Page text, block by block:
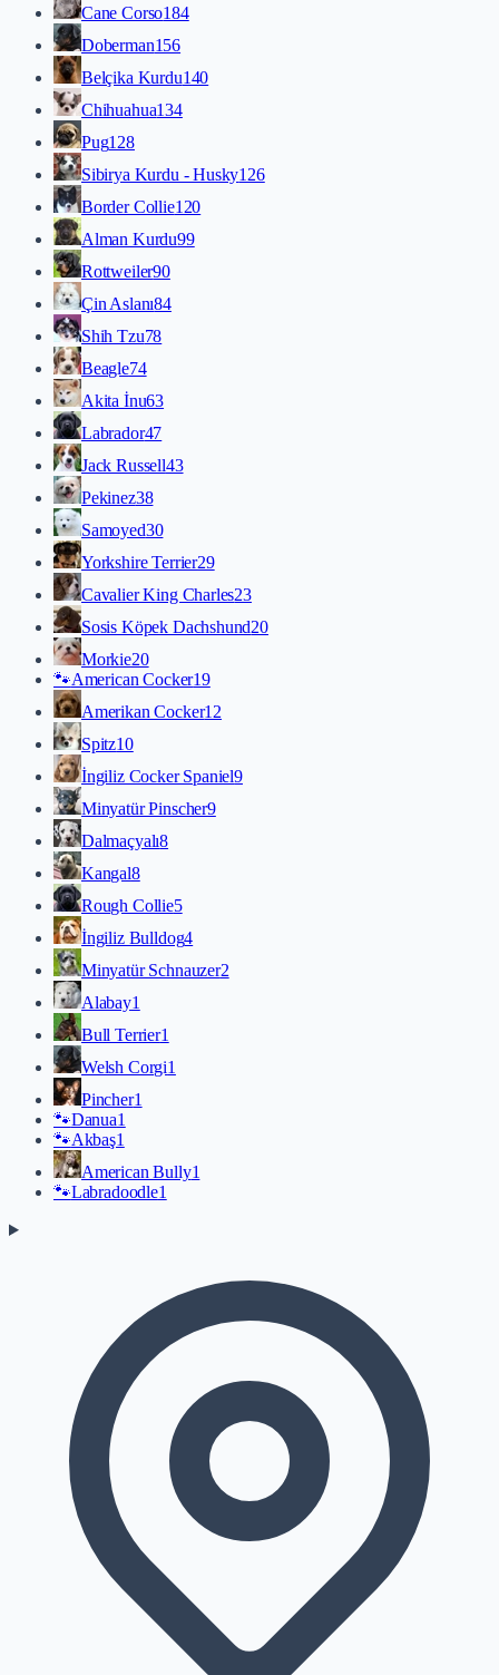
Cane Corso184
Doberman156
Belçika Kurdu140
Chihuahua134
Pug128
Sibirya Kurdu - Husky126
Border Collie120
Alman Kurdu99
Rottweiler90
Çin Aslanı84
Shih Tzu78
Beagle74
Akita İnu63
Labrador47
Jack Russell43
Pekinez38
Samoyed30
Yorkshire Terrier29
Cavalier King Charles23
Sosis Köpek Dachshund20
Morkie20
🐾American Cocker19
Amerikan Cocker12
Spitz10
İngiliz Cocker Spaniel9
Minyatür Pinscher9
Dalmaçyalı8
Kangal8
Rough Collie5
İngiliz Bulldog4
Minyatür Schnauzer2
Alabay1
Bull Terrier1
Welsh Corgi1
Pincher1
🐾Danua1
🐾Akbaş1
American Bully1
🐾Labradoodle1